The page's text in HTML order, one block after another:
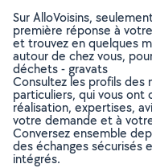
Sur AlloVoisins,
première réponse à
et trouvez en quelques
autour de chez vous,
déchets - gravats
Consultez les profils des
particuliers, qui vous
réalisation, expertises,
votre demande et à
Conversez ensemble
des échanges sécurisés
intégrés.